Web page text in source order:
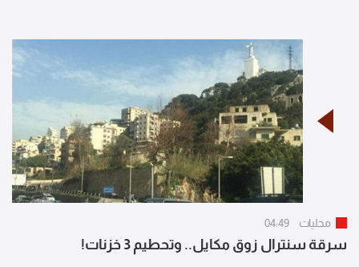
محليات 04:49
سرقة سنترال زوق مكايل.. وتحطيم 3 خزنات!